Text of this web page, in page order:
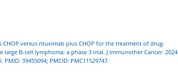
CHOP versus rituximab plus CHOP for the treatment of drug-
B-cell lymphoma: a phase 3 trial. J Immunother Cancer. 2024
39455094; PMCID: PMC11529747.